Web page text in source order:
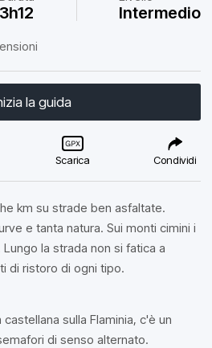
3h12 Intermedio
la guida
Scarica Condividi
km su strade ben asfaltate.
e tanta natura. Sui monti cimini i
la strada non si fatica a
di ristoro di ogni tipo.
sulla Flaminia, c'è un
di senso alternato.